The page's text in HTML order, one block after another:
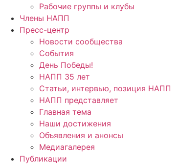
Рабочие группы и клубы
Члены НАПП
Пресс-центр
Новости сообщества
События
День Победы!
НАПП 35 лет
Статьи, интервью, позиция НАПП
НАПП представляет
Главная тема
Наши достижения
Объявления и анонсы
Медиагалерея
Публикации